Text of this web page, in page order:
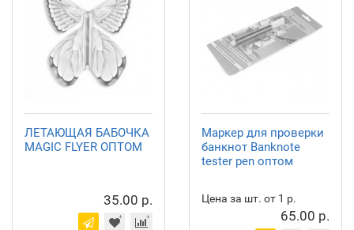
ЛЕТАЮЩАЯ БАБОЧКА
MAGIC FLYER ОПТОМ
35.00 р.
Маркер для проверки
банкнот Banknote
tester pen оптом
Цена за шт. от 1 р.
65.00 р.